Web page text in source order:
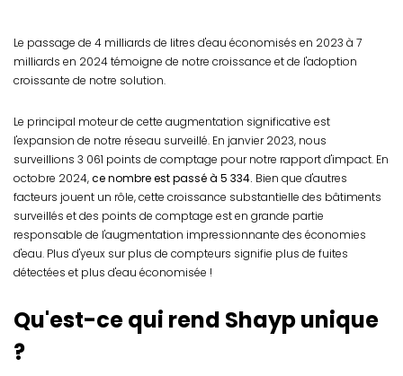
Le passage de 4 milliards de litres d'eau économisés en 2023 à 7
milliards en 2024 témoigne de notre croissance et de l'adoption
croissante de notre solution.
Le principal moteur de cette augmentation significative est
l'expansion de notre réseau surveillé. En janvier 2023, nous
surveillions 3 061 points de comptage pour notre rapport d'impact. En
octobre 2024,ce nombre est passé à 5 334. Bien que d'autres
facteurs jouent un rôle, cette croissance substantielle des bâtiments
surveillés et des points de comptage est en grande partie
responsable de l'augmentation impressionnante des économies
d'eau. Plus d'yeux sur plus de compteurs signifie plus de fuites
détectées et plus d'eau économisée !
Qu'est-ce qui rend Shayp unique
?